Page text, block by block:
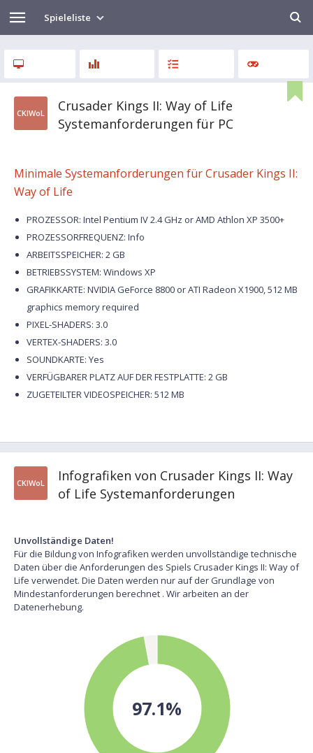
Spieleliste
CKIWoL
Crusader Kings II: Way of Life
Systemanforderungen für PC
Minimale Systemanforderungen für Crusader Kings II:
Way of Life
PROZESSOR: Intel Pentium IV 2.4 GHz or AMD Athlon XP 3500+
PROZESSORFREQUENZ: Info
ARBEITSSPEICHER: 2 GB
BETRIEBSSYSTEM: Windows XP
GRAFIKKARTE: NVIDIA GeForce 8800 or ATI Radeon X1900, 512 MB
graphics memory required
PIXEL-SHADERS: 3.0
VERTEX-SHADERS: 3.0
SOUNDKARTE: Yes
VERFÜGBARER PLATZ AUF DER FESTPLATTE: 2 GB
ZUGETEILTER VIDEOSPEICHER: 512 MB
CKIWoL
Infografiken von Crusader Kings II: Way
of Life Systemanforderungen
Unvollständige Daten!
Für die Bildung von Infografiken werden unvollständige technische
Daten über die Anforderungen des Spiels Crusader Kings II: Way of
Life verwendet. Die Daten werden nur auf der Grundlage von
Mindestanforderungen berechnet . Wir arbeiten an der
Datenerhebung.
97.1%